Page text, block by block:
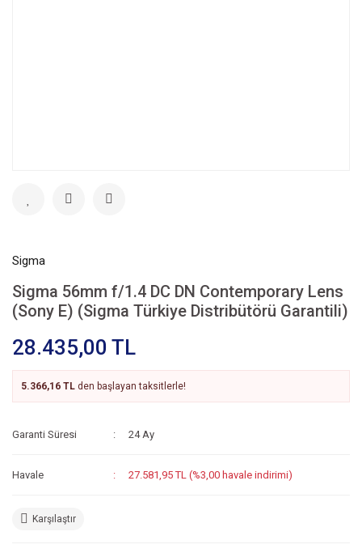
Sigma
Sigma 56mm f/1.4 DC DN Contemporary Lens
(Sony E) (Sigma Türkiye Distribütörü Garantili)
28.435,00 TL
5.366,16 TL den başlayan taksitlerle!
Garanti Süresi 24 Ay
Havale 27.581,95 TL (%3,00 havale indirimi)
Karşılaştır